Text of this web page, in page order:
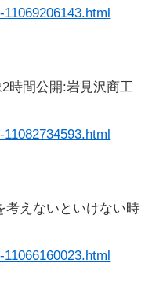
時間公開:岩見沢商工
考えないといけない時